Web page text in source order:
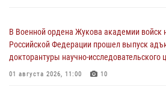
В Военной ордена Жукова академии войск
Российской Федерации прошел выпуск
докторантуры научно-исследовательского
01 августа 2026, 11:00 10